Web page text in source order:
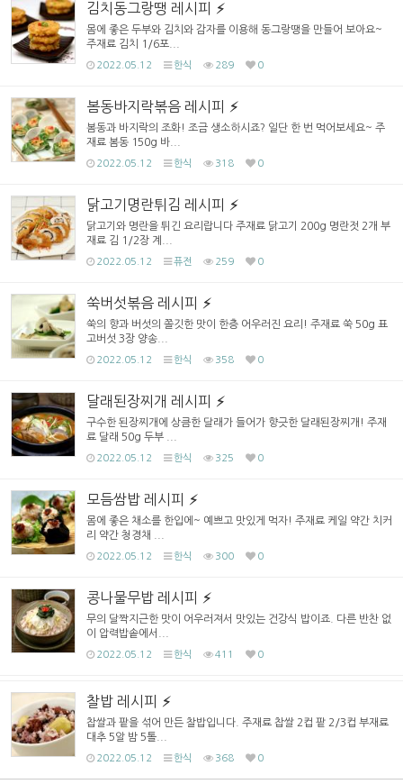
김치동그랑땡 레시피
몸에 좋은 두부와 김치와 감자를 이용해 동그랑땡을 만들어 보아요~
주재료 김치 1/6포...
2022.05.12 한식 289 0
봄동바지락볶음 레시피
봄동과 바지락의 조화! 조금 생소하시죠? 일단 한 번 먹어보세요~ 주
재료 봄동 150g 바...
2022.05.12 한식 318 0
닭고기명란튀김 레시피
닭고기와 명란을 튀긴 요리랍니다 주재료 닭고기 200g 명란젓 2개 부
재료 김 1/2장 계...
2022.05.12 퓨전 259 0
쑥버섯볶음 레시피
쑥의 향과 버섯의 쫄깃한 맛이 한층 어우러진 요리! 주재료 쑥 50g 표
고버섯 3장 양송...
2022.05.12 한식 358 0
달래된장찌개 레시피
구수한 된장찌개에 상큼한 달래가 들어가 향긋한 달래된장찌개! 주재
료 달래 50g 두부 ...
2022.05.12 한식 325 0
모듬쌈밥 레시피
몸에 좋은 채소를 한입에~ 예쁘고 맛있게 먹자! 주재료 케일 약간 치커
리 약간 청경채 ...
2022.05.12 한식 300 0
콩나물무밥 레시피
무의 달짝지근한 맛이 어우러져서 맛있는 건강식 밥이죠. 다른 반찬 없
이 압력밥솥에서...
2022.05.12 한식 411 0
찰밥 레시피
찹쌀과 팥을 섞어 만든 찰밥입니다. 주재료 찹쌀 2컵 팥 2/3컵 부재료
대추 5알 밤 5톨...
2022.05.12 한식 368 0